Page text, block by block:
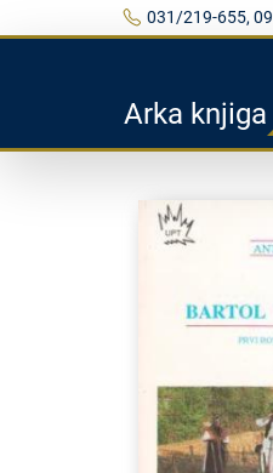
031/219-655,
Arka knjiga